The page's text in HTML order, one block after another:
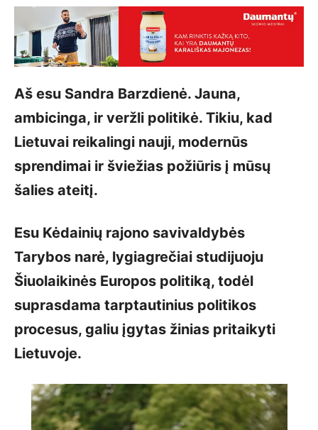
Aš esu Sandra Barzdienė. Jauna,
ambicinga, ir veržli politikė. Tikiu, kad
Lietuvai reikalingi nauji, modernūs
sprendimai ir šviežias požiūris į mūsų
šalies ateitį.
Esu Kėdainių rajono savivaldybės
Tarybos narė, lygiagrečiai studijuoju
Šiuolaikinės Europos politiką, todėl
suprasdama tarptautinius politikos
procesus, galiu įgytas žinias pritaikyti
Lietuvoje.